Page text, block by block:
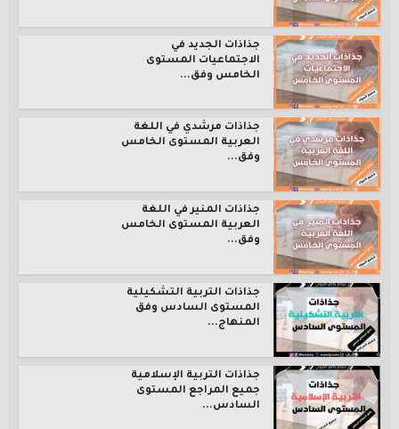
جذاذات الجديد في
الاجتماعيات المستوى
الخامس وفق...
جذاذات مرشدي في اللغة
العربية المستوى الخامس
وفق...
جذاذات المنير في اللغة
العربية المستوى الخامس
وفق...
جذاذات التربية التشكيلية
المستوى السادس وفق
المنهاج...
جذاذات التربية الإسلامية
جميع المراجع المستوى
السادس...